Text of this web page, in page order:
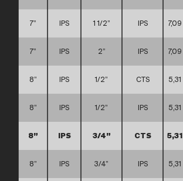
7” IPS 1 1/2” IPS 7,09
7” IPS 2” IPS 7,09
8” IPS 1/2” CTS 5,31
8” IPS 1/2” IPS 5,31
8” IPS 3/4” CTS 5,31
8” IPS 3/4” IPS 5,31